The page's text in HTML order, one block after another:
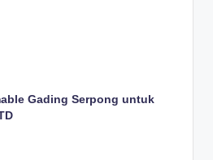
Gading Serpong untuk